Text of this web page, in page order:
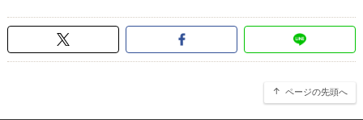
ページの先頭へ